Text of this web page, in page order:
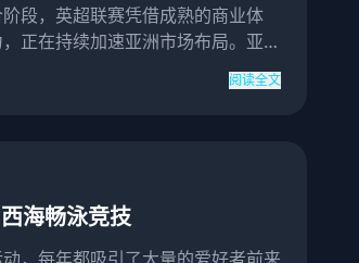
段，英超联赛凭借成熟的商业体
正在持续加速亚洲市场布局。亚洲
阅读全文
海畅泳竞技
，每年都吸引了大量的爱好者前来